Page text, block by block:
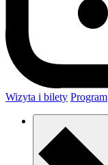
Wizyta i bilety Program